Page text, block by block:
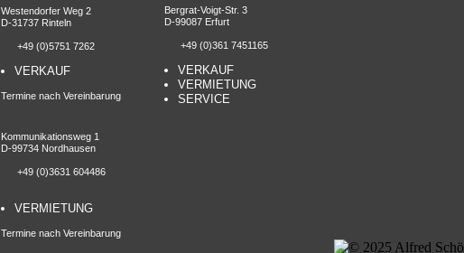
Westendorfer Weg 2
D-31737 Rinteln
+49 (0)5751 7262
VERKAUF
Termine nach Vereinbarung
Bergrat-Voigt-Str. 3
D-99087 Erfurt
+49 (0)361 7451165
VERKAUF
VERMIETUNG
SERVICE
Kommunikationsweg 1
D-99734 Nordhausen
+49 (0)3631 604486
VERMIETUNG
Termine nach Vereinbarung